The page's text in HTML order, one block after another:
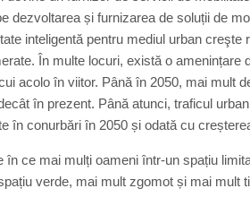
dezvoltarea și furnizarea de soluții de
inteligentă pentru mediul urban
În multe locuri, există o
acolo în viitor. Până în 2050, mai mult
în prezent. Până atunci, traficul
în conurbări în 2050 și odată cu
în ce mai mulți oameni într-un spațiu
verde, mai mult zgomot și mai mult